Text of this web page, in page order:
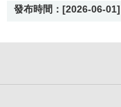
發布時間：[2026-06-01]